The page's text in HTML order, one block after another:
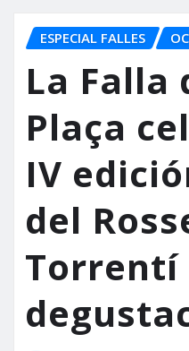
ESPECIAL FALLES
La Falla
Plaça
IV
del
Torrentí